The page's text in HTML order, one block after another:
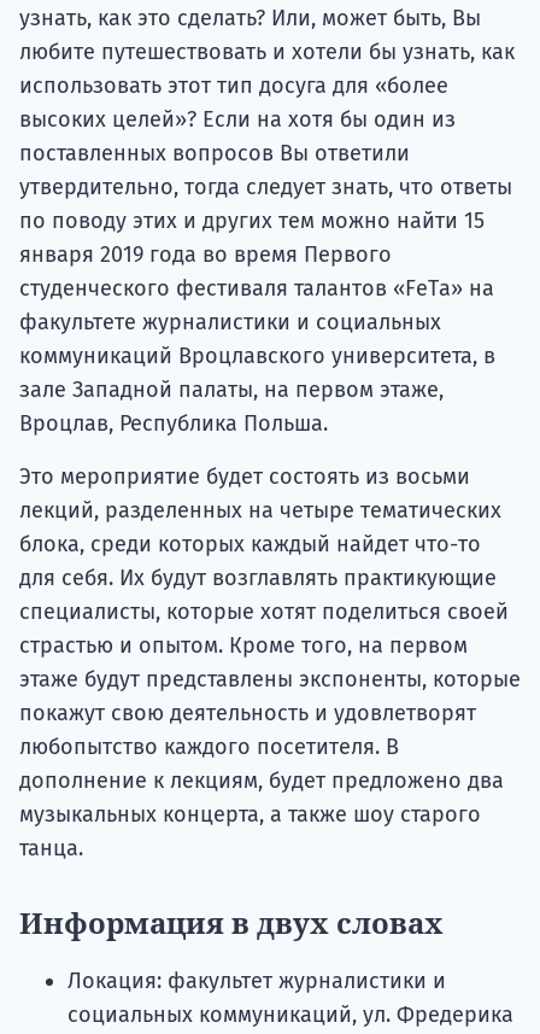
узнать, как это сделать? Или, может быть, Вы
любите путешествовать и хотели бы узнать, как
использовать этот тип досуга для «более
высоких целей»? Если на хотя бы один из
поставленных вопросов Вы ответили
утвердительно, тогда следует знать, что ответы
по поводу этих и других тем можно найти 15
января 2019 года во время Первого
студенческого фестиваля талантов «FеTа» на
факультете журналистики и социальных
коммуникаций Вроцлавского университета, в
зале Западной палаты, на первом этаже,
Вроцлав, Республика Польша.
Это мероприятие будет состоять из восьми
лекций, разделенных на четыре тематических
блока, среди которых каждый найдет что-то
для себя. Их будут возглавлять практикующие
специалисты, которые хотят поделиться своей
страстью и опытом. Кроме того, на первом
этаже будут представлены экспоненты, которые
покажут свою деятельность и удовлетворят
любопытство каждого посетителя. В
дополнение к лекциям, будет предложено два
музыкальных концерта, а также шоу старого
танца.
Информация в двух словах
Локация: факультет журналистики и
социальных коммуникаций, ул. Фредерика